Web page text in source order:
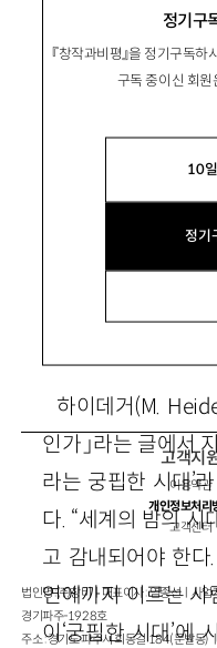
정기구
『창작과비평』을 정기구독
구독 중이신 회원
10
정기
李粲
문학평론가. 주요
이 있음.
하이데거(M.
인가」라는 글에서
라는 궁핍한 시대’
다. “세계의 밤의 시
고 감내되어야 한
연에까지 이르는 사
이‘궁핍한 시대’에
고객지
이용약관
개인정보처리
고객센터
법인명 : ㈜창비ㅣ대표이사 : 염종선ㅣ
경기파주-1928호
주소 : 경기도 파주시 회동길 184(문발